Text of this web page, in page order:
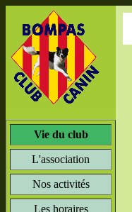
Vie du club
L'association
Nos activités
Les horaires